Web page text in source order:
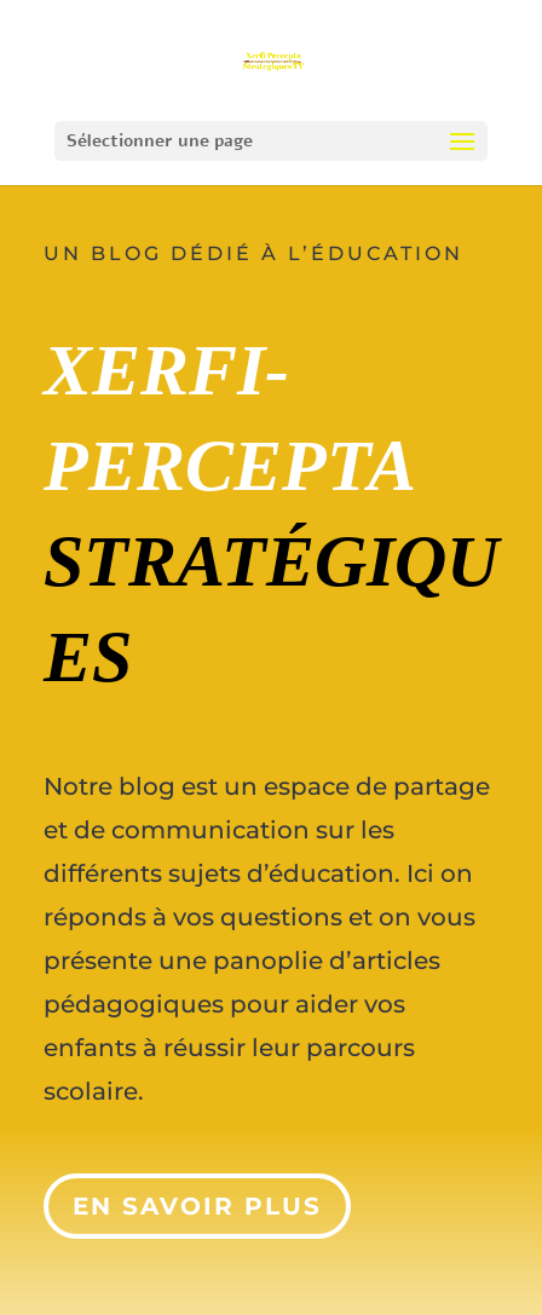
Sélectionner une page
UN BLOG DÉDIÉ À L’ÉDUCATION
XERFI-
PERCEPTA
STRATÉGIQU
ES
Notre blog est un espace de partage
et de communication sur les
différents sujets d’éducation. Ici on
réponds à vos questions et on vous
présente une panoplie d’articles
pédagogiques pour aider vos
enfants à réussir leur parcours
scolaire.
EN SAVOIR PLUS